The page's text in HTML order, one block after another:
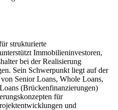
strukturierte
Immobilieninvestoren,
bei der Realisierung
Sein Schwerpunkt liegt auf der
Senior Loans, Whole Loans,
(Brückenfinanzierungen)
für
und